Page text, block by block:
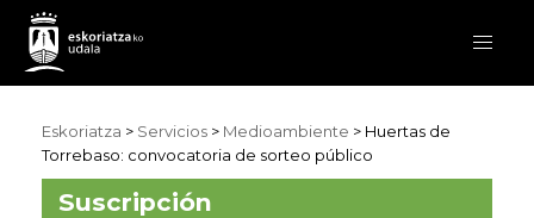
Eskoriatza > Servicios > Medioambiente > Huertas de
Torrebaso: convocatoria de sorteo público
Suscripción